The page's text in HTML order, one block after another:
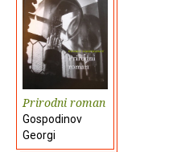
Prirodni roman
Gospodinov
Georgi